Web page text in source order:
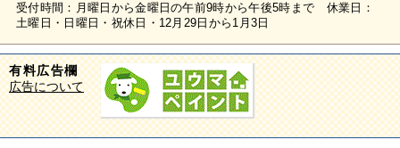
受付時間：月曜日から金曜日の午前9時から午後5時まで 休業日：
土曜日・日曜日・祝休日・12月29日から1月3日
有料広告欄
広告について